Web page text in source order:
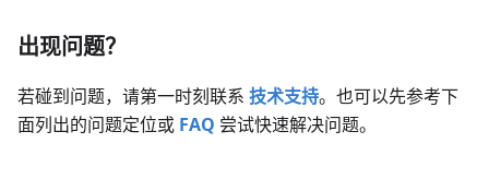
出现问题？
若碰到问题，请第一时刻联系 技术支持。也可以先参考下
面列出的问题定位或 FAQ 尝试快速解决问题。